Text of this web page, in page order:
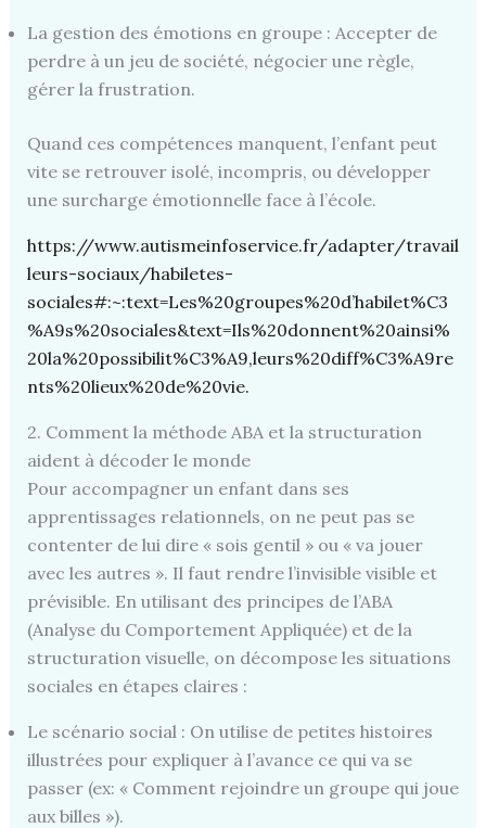
La gestion des émotions en groupe : Accepter de
perdre à un jeu de société, négocier une règle,
gérer la frustration.
Quand ces compétences manquent, l’enfant peut
vite se retrouver isolé, incompris, ou développer
une surcharge émotionnelle face à l’école.
https://www.autismeinfoservice.fr/adapter/travail
leurs-sociaux/habiletes-
sociales#:~:text=Les%20groupes%20d’habilet%C3
%A9s%20sociales&text=Ils%20donnent%20ainsi%
20la%20possibilit%C3%A9,leurs%20diff%C3%A9re
nts%20lieux%20de%20vie.
2. Comment la méthode ABA et la structuration
aident à décoder le monde
Pour accompagner un enfant dans ses
apprentissages relationnels, on ne peut pas se
contenter de lui dire « sois gentil » ou « va jouer
avec les autres ». Il faut rendre l’invisible visible et
prévisible. En utilisant des principes de l’ABA
(Analyse du Comportement Appliquée) et de la
structuration visuelle, on décompose les situations
sociales en étapes claires :
Le scénario social : On utilise de petites histoires
illustrées pour expliquer à l’avance ce qui va se
passer (ex: « Comment rejoindre un groupe qui joue
aux billes »).